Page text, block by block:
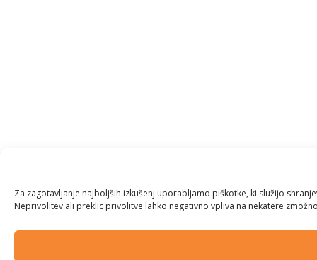
Za zagotavljanje najboljših izkušenj uporabljamo piškotke, ki služijo
Neprivolitev ali preklic privolitve lahko negativno vpliva na nekatere